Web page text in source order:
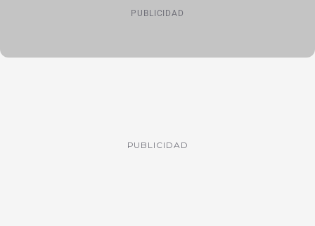
PUBLICIDAD
PUBLICIDAD